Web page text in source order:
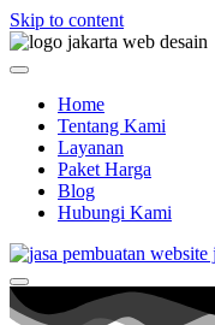
Skip to content
Home
Tentang Kami
Layanan
Paket Harga
Blog
Hubungi Kami